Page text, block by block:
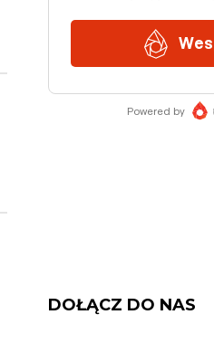
DOŁĄCZ DO NAS